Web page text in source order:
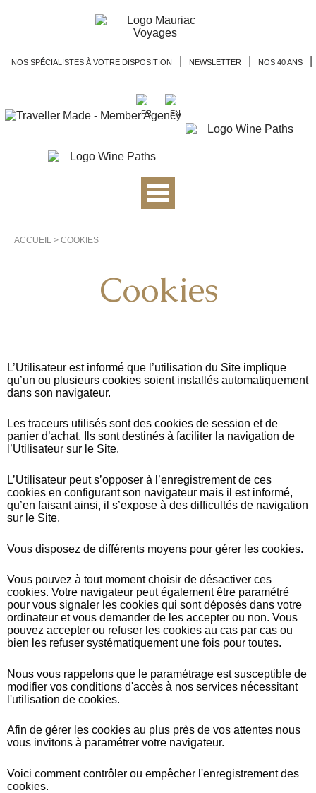
NOS SPÉCIALISTES À VOTRE DISPOSITION NEWSLETTER NOS 40 ANS
ACCUEIL > COOKIES
Cookies
L’Utilisateur est informé que l’utilisation du Site implique
qu’un ou plusieurs cookies soient installés automatiquement
dans son navigateur.
Les traceurs utilisés sont des cookies de session et de
panier d’achat. Ils sont destinés à faciliter la navigation de
l’Utilisateur sur le Site.
L’Utilisateur peut s’opposer à l’enregistrement de ces
cookies en configurant son navigateur mais il est informé,
qu’en faisant ainsi, il s’expose à des difficultés de navigation
sur le Site.
Vous disposez de différents moyens pour gérer les cookies.
Vous pouvez à tout moment choisir de désactiver ces
cookies. Votre navigateur peut également être paramétré
pour vous signaler les cookies qui sont déposés dans votre
ordinateur et vous demander de les accepter ou non. Vous
pouvez accepter ou refuser les cookies au cas par cas ou
bien les refuser systématiquement une fois pour toutes.
Nous vous rappelons que le paramétrage est susceptible de
modifier vos conditions d'accès à nos services nécessitant
l'utilisation de cookies.
Afin de gérer les cookies au plus près de vos attentes nous
vous invitons à paramétrer votre navigateur.
Voici comment contrôler ou empêcher l'enregistrement des
cookies.